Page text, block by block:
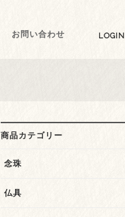
お問い合わせ LOGIN
商品カテゴリー
念珠
仏具